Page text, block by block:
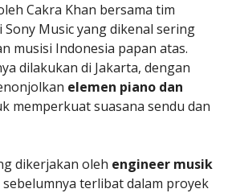
Cakra Khan bersama tim
Music yang dikenal sering
musisi Indonesia papan atas.
dilakukan di Jakarta, dengan
elemen piano dan
memperkuat suasana sendu dan
dikerjakan oleh engineer musik
sebelumnya terlibat dalam proyek